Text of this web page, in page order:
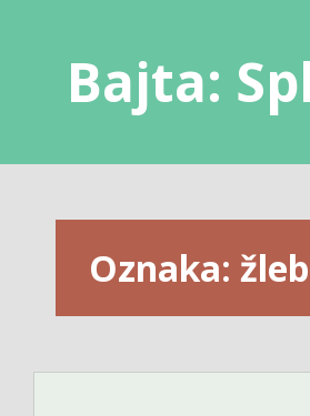
Bajta:
Oznaka: